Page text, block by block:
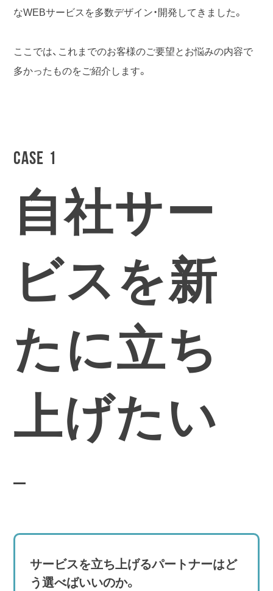
なWEBサービスを多数デザイン・開発してきました。
ここでは、これまでのお客様のご要望とお悩みの内容で
多かったものをご紹介します。
CASE 1
自社サー
ビスを新
たに立ち
上げたい
サービスを立ち上げるパートナーはど
う選べばいいのか。